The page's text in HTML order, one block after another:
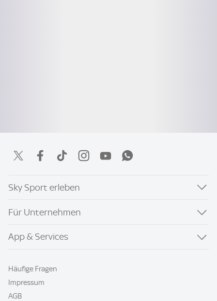
Sky Sport erleben
Für Unternehmen
App & Services
Häufige Fragen
Impressum
AGB